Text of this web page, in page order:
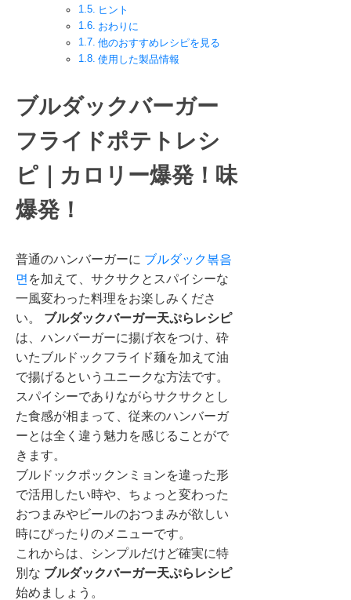
ヒント
おわりに
他のおすすめレシピを見る
使用した製品情報
ブルダックバーガー
フライドポテトレシ
ピ｜カロリー爆発！味
爆発！
普通のハンバーガーに ブルダック볶음
면 を加えて、サクサクとスパイシーな
一風変わった料理をお楽しみくださ
い。 ブルダックバーガー天ぷらレシピ
は、ハンバーガーに揚げ衣をつけ、砕
いたブルドックフライド麺を加えて油
で揚げるというユニークな方法です。
スパイシーでありながらサクサクとし
た食感が相まって、従来のハンバーガ
ーとは全く違う魅力を感じることがで
きます。
ブルドックポックンミョンを違った形
で活用したい時や、ちょっと変わった
おつまみやビールのおつまみが欲しい
時にぴったりのメニューです。
これからは、シンプルだけど確実に特
別な ブルダックバーガー天ぷらレシピ
始めましょう。